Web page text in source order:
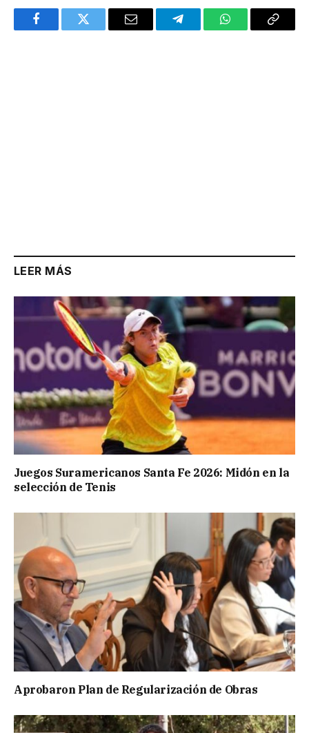
FacebookTwitter Email TelegramWhatsAppCopy
LEER MÁS
Juegos Suramericanos Santa Fe 2026: Midón en la
selección de Tenis
Aprobaron Plan de Regularización de Obras